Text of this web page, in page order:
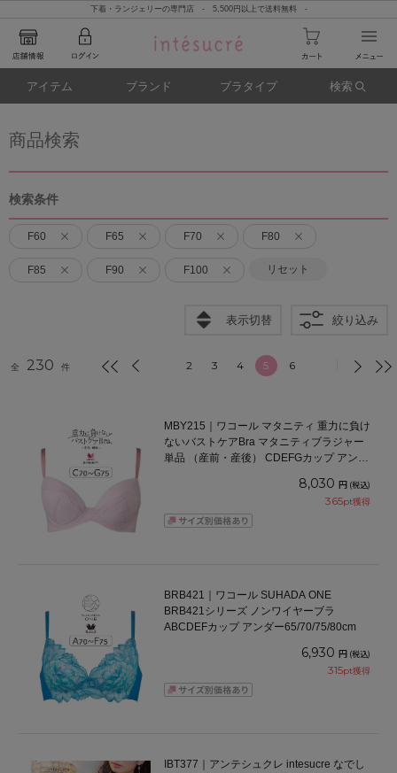
下着・ランジェリーの専門店 - 5,500円以上で送料無料 -
アイテム ブランド ブラタイプ 検索
商品検索
検索条件
F60 F65 F70 F80
F85 F90 F100 リセット
表示切替 絞り込み
全 230 件 2 3 4 5 6
MBY215｜ワコール マタニティ 重力に負け
ないバストケアBra マタニティブラジャー
単品 （産前・産後） CDEFGカップ アンダ
8,030 円 (税込)
365pt獲得
BRB421｜ワコール SUHADA ONE
BRB421シリーズ ノンワイヤーブラ
ABCDEFカップ アンダー65/70/75/80cm
6,930 円 (税込)
315pt獲得
IBT377｜アンテシュクレ intesucre なでし